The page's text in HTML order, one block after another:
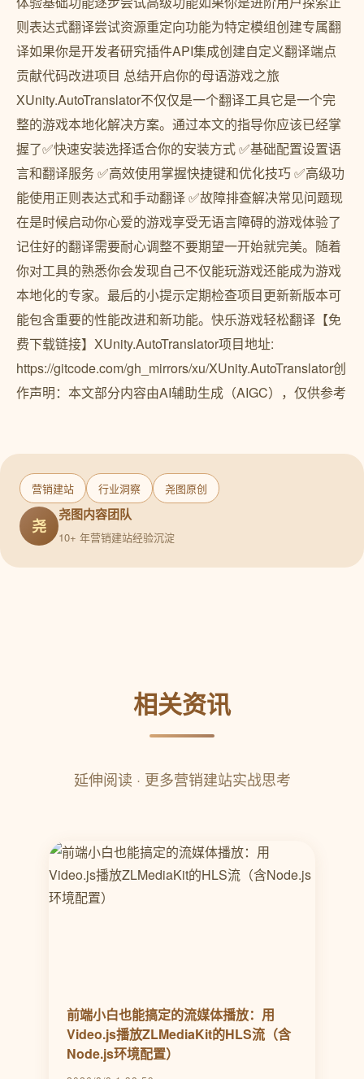
则表达式翻译尝试资源重定向功能为特定模组创建专属翻
译如果你是开发者研究插件API集成创建自定义翻译端点
贡献代码改进项目 总结开启你的母语游戏之旅
XUnity.AutoTranslator不仅仅是一个翻译工具它是一个完
整的游戏本地化解决方案。通过本文的指导你应该已经掌
握了✅快速安装选择适合你的安装方式 ✅基础配置设置语
言和翻译服务 ✅高效使用掌握快捷键和优化技巧 ✅高级功
能使用正则表达式和手动翻译 ✅故障排查解决常见问题现
在是时候启动你心爱的游戏享受无语言障碍的游戏体验了
记住好的翻译需要耐心调整不要期望一开始就完美。随着
你对工具的熟悉你会发现自己不仅能玩游戏还能成为游戏
本地化的专家。最后的小提示定期检查项目更新新版本可
能包含重要的性能改进和新功能。快乐游戏轻松翻译【免
费下载链接】XUnity.AutoTranslator项目地址:
https://gitcode.com/gh_mirrors/xu/XUnity.AutoTranslator创
作声明：本文部分内容由AI辅助生成（AIGC），仅供参考
营销建站 行业洞察 尧图原创
尧
尧图内容团队
10+ 年营销建站经验沉淀
相关资讯
延伸阅读 · 更多营销建站实战思考
前端小白也能搞定的流媒体播放：用
Video.js播放ZLMediaKit的HLS流（含
Node.js环境配置）